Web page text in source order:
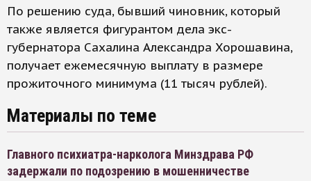
По решению суда, бывший чиновник, который
также является фигурантом дела экс-
губернатора Сахалина Александра Хорошавина,
получает ежемесячную выплату в размере
прожиточного минимума (11 тысяч рублей).
Материалы по теме
Главного психиатра-нарколога Минздрава РФ
задержали по подозрению в мошенничестве